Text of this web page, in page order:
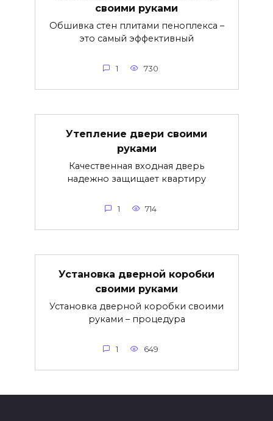
своими руками
Обшивка стен плитами пеноплекса –
это самый эффективный
1 730
Утепление двери своими
руками
Качественная входная дверь
надежно защищает квартиру
1 714
Установка дверной коробки
своими руками
Установка дверной коробки своими
руками – процедура
1 649